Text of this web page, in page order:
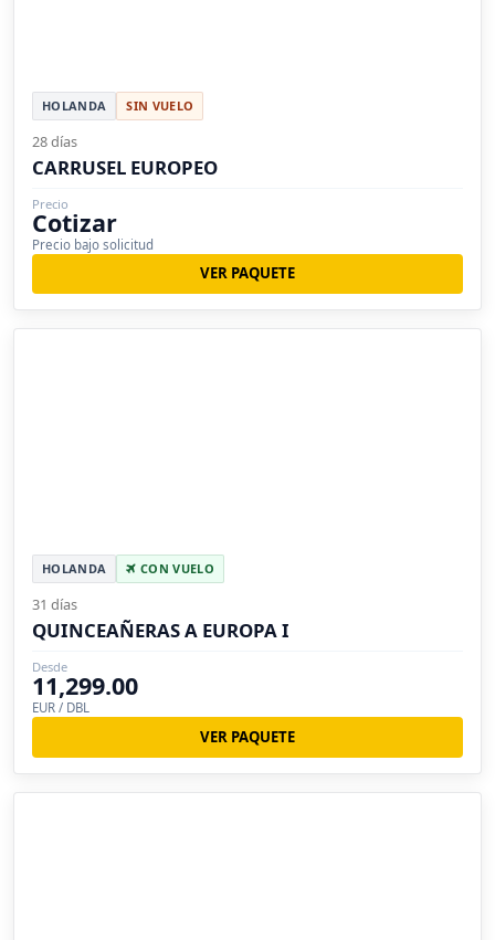
HOLANDA SIN VUELO
28 días
CARRUSEL EUROPEO
Precio
Cotizar
Precio bajo solicitud
VER PAQUETE
HOLANDA CON VUELO
31 días
QUINCEAÑERAS A EUROPA I
Desde
11,299.00
EUR / DBL
VER PAQUETE